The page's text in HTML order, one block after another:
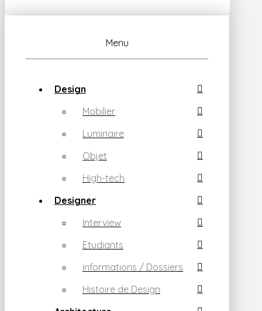
Menu
Design
Mobilier
Luminaire
Objet
High-tech
Designer
Interview
Etudiants
informations / Dossiers
Histoire de Design